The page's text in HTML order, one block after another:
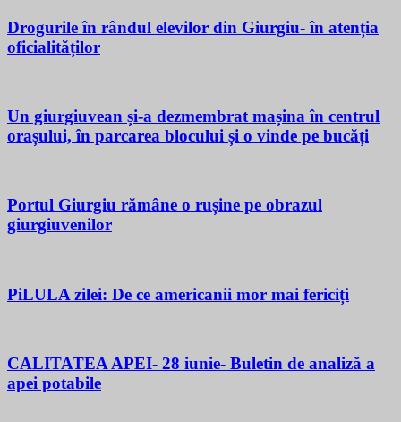
Drogurile în rândul elevilor din Giurgiu- în atenția
oficialităților
Un giurgiuvean și-a dezmembrat mașina în centrul
orașului, în parcarea blocului și o vinde pe bucăți
Portul Giurgiu rămâne o rușine pe obrazul
giurgiuvenilor
PiLULA zilei: De ce americanii mor mai fericiți
CALITATEA APEI- 28 iunie- Buletin de analiză a
apei potabile